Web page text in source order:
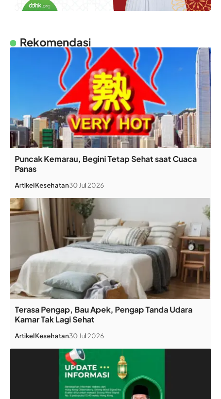
Rekomendasi
Puncak Kemarau, Begini Tetap Sehat saat Cuaca
Panas
ArtikelKesehatan30 Jul 2026
Terasa Pengap, Bau Apek, Pengap Tanda Udara
Kamar Tak Lagi Sehat
ArtikelKesehatan30 Jul 2026